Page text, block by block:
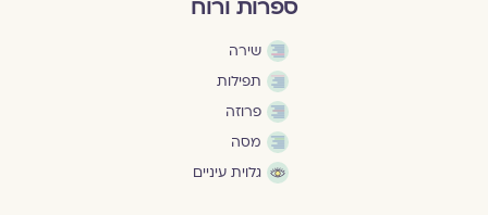
ספרות ורוח
שירה
תפילות
פרוזה
מסה
גלוית עיניים